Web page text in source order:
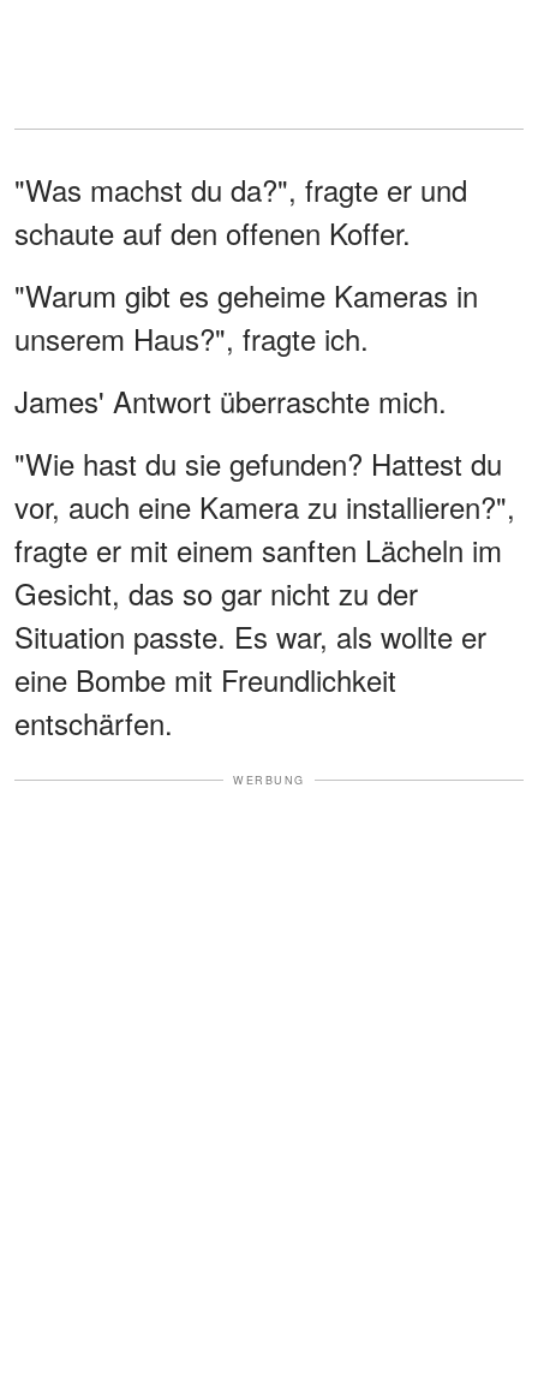
"Was machst du da?", fragte er und
schaute auf den offenen Koffer.
"Warum gibt es geheime Kameras in
unserem Haus?", fragte ich.
James' Antwort überraschte mich.
"Wie hast du sie gefunden? Hattest du
vor, auch eine Kamera zu installieren?",
fragte er mit einem sanften Lächeln im
Gesicht, das so gar nicht zu der
Situation passte. Es war, als wollte er
eine Bombe mit Freundlichkeit
entschärfen.
WERBUNG